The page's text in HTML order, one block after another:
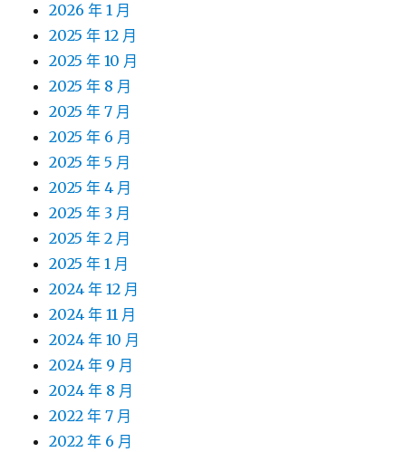
2026 年 1 月
2025 年 12 月
2025 年 10 月
2025 年 8 月
2025 年 7 月
2025 年 6 月
2025 年 5 月
2025 年 4 月
2025 年 3 月
2025 年 2 月
2025 年 1 月
2024 年 12 月
2024 年 11 月
2024 年 10 月
2024 年 9 月
2024 年 8 月
2022 年 7 月
2022 年 6 月